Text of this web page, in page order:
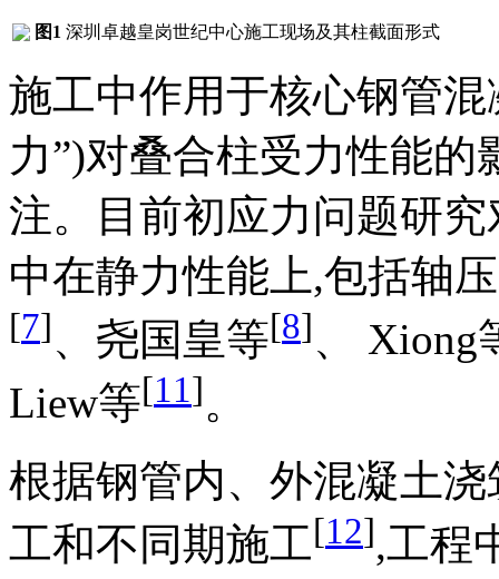
图1 深圳卓越皇岗世纪中心施工现场及其柱截面形式
施工中作用于核心钢管
力”)对叠合柱受力性能
注。目前初应力问题研
中在静力性能上,包括轴
[7]、尧国皇等[8]、 Xiong
Liew等[11]。
根据钢管内、外混凝土
工和不同期施工[12],工程